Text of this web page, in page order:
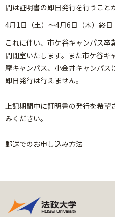
間は証明書の即日発行を行うこと
4月1日（土）～4月6日（木）終日
これに伴い、市ケ谷キャンパス
間閉室いたします。また市ケ谷
摩キャンパス、小金井キャンパス
即日発行は行えません。
上記期間中に証明書の発行を希
みください。
郵送でのお申し込み方法